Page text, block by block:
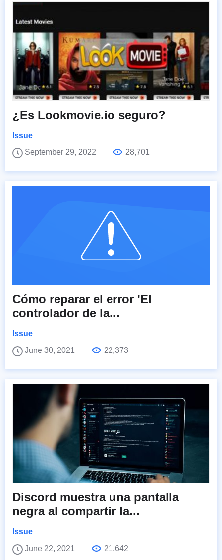
¿Es Lookmovie.io seguro?
Issue
September 29, 2022
28,701
Cómo reparar el error 'El
controlador de la...
Issue
June 30, 2021
22,373
Discord muestra una pantalla
negra al compartir la...
Issue
June 22, 2021
21,642